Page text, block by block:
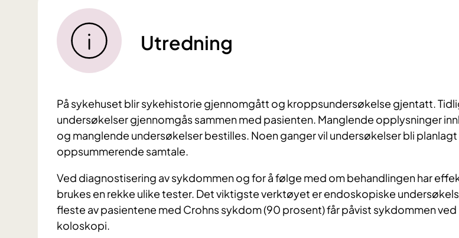
Utredning
På sykehuset blir sykehistorie gjennomgått og kroppsundersøkelse gjentatt.
undersøkelser gjennomgås sammen med pasienten. Manglende opplysninger
og manglende undersøkelser bestilles. Noen ganger vil undersøkelser bli
oppsummerende samtale.
Ved diagnostisering av sykdommen og for å følge med om behandlingen har
brukes en rekke ulike tester. Det viktigste verktøyet er endoskopiske
fleste av pasientene med Crohns sykdom (90 prosent) får påvist sykdommen ved
koloskopi.